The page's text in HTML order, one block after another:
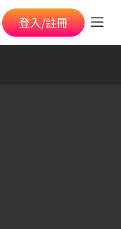
登入/註冊